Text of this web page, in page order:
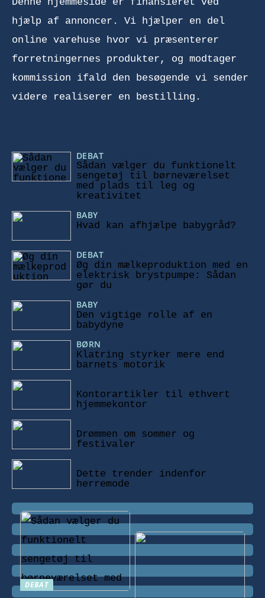
hjælp af annoncer. Vi hjælper en del
online varehuse hvor vi præsenterer
forretningernes produkter, og modtager
kommission ifald den besøgende vi sender
videre realiserer en bestilling.
DEBAT
Sådan vælger du funktionelt
sengetøj til børneværelset
med plads til leg og
kreativitet
BABY
Hvad kan afhjælpe babygråd?
DEBAT
Øg din mælkeproduktion med en
elektrisk brystpumpe: Sådan
gør du
BABY
Den vigtige rolle af en
babydyne
BØRN
Klatring styrker mere end
barnets motorik
Kontorartikler til ethvert
hjemmekontor
Drømmen om sommer og
festivaler
Dette trender indenfor
herremode
DEBAT